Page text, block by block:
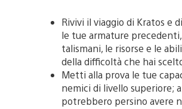
Rivivi il viaggio di Kratos e
le tue armature
talismani, le risorse e le
della difficoltà che hai
Metti alla prova le tue
nemici di livello superiore;
potrebbero persino avere